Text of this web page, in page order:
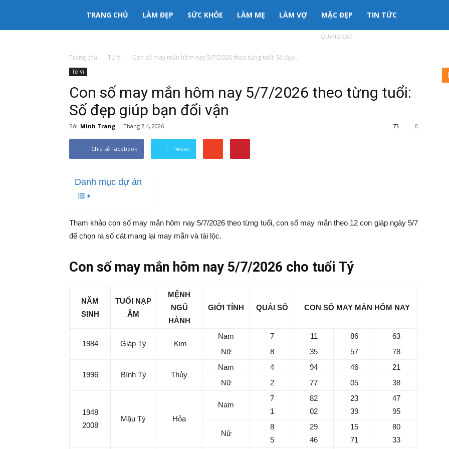
333mama
thông
tin
Bé
|
mỗi
ngày
TRANG CHỦ LÀM ĐẸP SỨC KHỎE LÀM MẸ LÀM VỢ MẶC ĐẸP TIN TỨC
QUẢNG CÁO
Trang chủ Tử Vi Con số may mắn hôm nay 5/7/2026 theo từng tuổi: Số đẹp...
Tử Vi
Con số may mắn hôm nay 5/7/2026 theo từng tuổi:
Số đẹp giúp bạn đổi vận
Bởi Minh Trang - Tháng 7 4, 2026 0
73
Chia sẻ Facebook Tweet
Danh mục dự án
Tham khảo con số may mắn hôm nay 5/7/2026 theo từng tuổi, con số may mắn theo 12 con giáp ngày 5/7
để chọn ra số cát mang lại may mắn và tài lộc.
Con số may mắn hôm nay 5/7/2026 cho tuổi Tý
NĂM
SINH
TUỔI NẠP
ÂM
MỆNH
NGŨ
HÀNH
GIỚI TÍNH QUÁI SỐ CON SỐ MAY MẮN HÔM NAY
1984 Giáp Tý Kim
Nam 7 11 86
63
Nữ
8 35 57 78
1996 Bính Tý Thủy
Nam 4 94 46
21
Nữ
2 77 05 38
1948
2008
Mậu Tý Hỏa
Nam
7
1
82
02
23
39
47
95
Nữ
8
5
29
46
15
71
80
33